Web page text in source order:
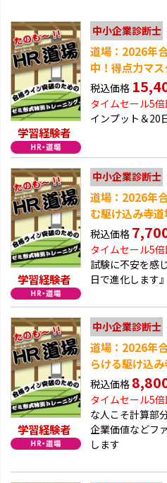
学習経験者
中小企業診断士
道場：2026年
中！得点力マ
税込価格
タイムセール5
インプット＆20
学習経験者
中小企業診断士
道場：2026年
む駆け込み寺道
税込価格
タイムセール5
試験に不安を感
日で進化します』
学習経験者
中小企業診断士
道場：2026年
らける駆け込
税込価格
タイムセール5
な人こそ計算部
企業価値などフ
します